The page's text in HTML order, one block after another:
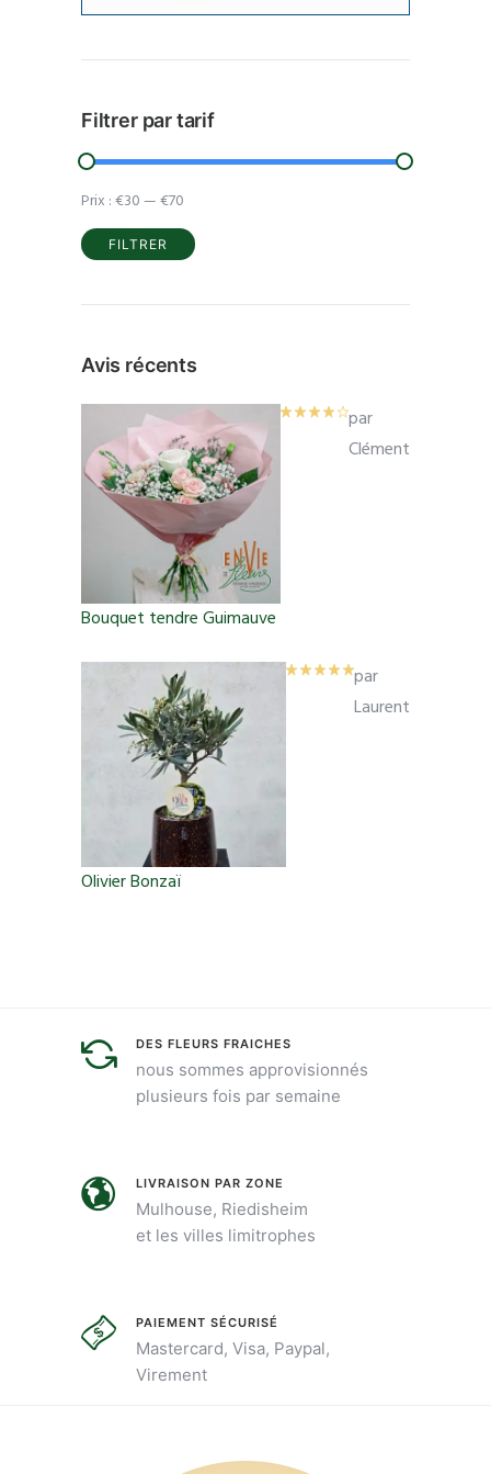
Filtrer par tarif
min
max
FILTRER
Prix :€30—€70
Avis récents
Bouquet tendre Guimauve
par
Clément
Olivier Bonzaï
par
Laurent
DES FLEURS FRAICHES
nous sommes approvisionnés
plusieurs fois par semaine
LIVRAISON PAR ZONE
Mulhouse, Riedisheim
et les villes limitrophes
PAIEMENT SÉCURISÉ
Mastercard, Visa, Paypal,
Virement